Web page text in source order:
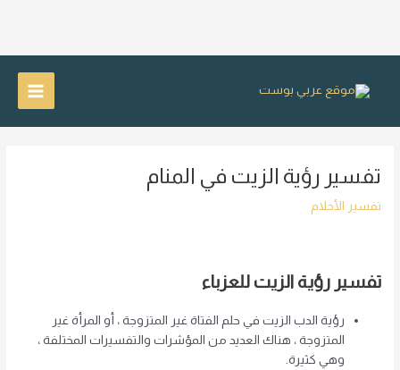
Main
تفسير رؤية الزيت في المنام
تفسير الأحلام
تفسير رؤية الزيت للعزباء
رؤية الدب الزيت في حلم الفتاة غير المتزوجة ، أو المرأة غير
المتزوجة ، هناك العديد من المؤشرات والتفسيرات المختلفة ،
وهي كثيرة.